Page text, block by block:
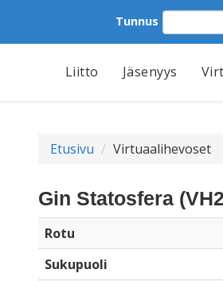
Tunnus
Liitto Jäsenyys
Etusivu Virtuaalihevoset
Gin Statosfera
Rotu
Sukupuoli